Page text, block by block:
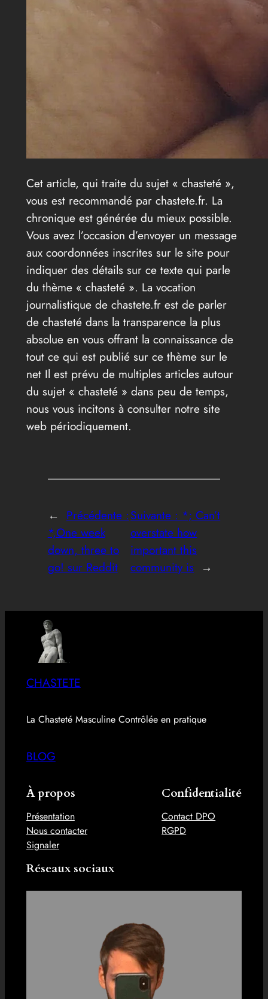
Cet article, qui traite du sujet « chasteté »,
vous est recommandé par chastete.fr. La
chronique est générée du mieux possible.
Vous avez l’occasion d’envoyer un message
aux coordonnées inscrites sur le site pour
indiquer des détails sur ce texte qui parle
du thème « chasteté ». La vocation
journalistique de chastete.fr est de parler
de chasteté dans la transparence la plus
absolue en vous offrant la connaissance de
tout ce qui est publié sur ce thème sur le
net Il est prévu de multiples articles autour
du sujet « chasteté » dans peu de temps,
nous vous incitons à consulter notre site
web périodiquement.
← Précédente :
*,One week
down, three to
go! sur Reddit
Suivante : *; Can’t
overstate how
important this
community is →
CHASTETE
La Chasteté Masculine Contrôlée en pratique
BLOG
À propos
Présentation
Nous contacter
Signaler
Confidentialité
Contact DPO
RGPD
Réseaux sociaux